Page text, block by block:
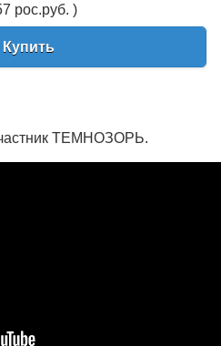
рос.руб. )
Купить
ТЕМНОЗОРЬ.